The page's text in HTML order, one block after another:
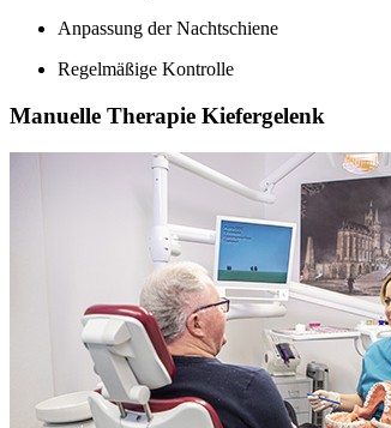
Anpassung der Nachtschiene
Regelmäßige Kontrolle
Manuelle Therapie Kiefergelenk